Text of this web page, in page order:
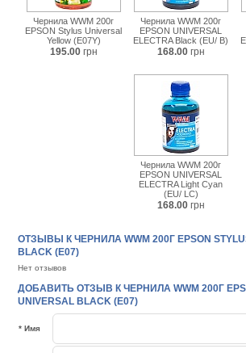
Чернила WWM 200г
EPSON Stylus Universal
Yellow (E07Y)
195.00 грн
Чернила WWM 200г
EPSON UNIVERSAL
ELECTRA Black (EU/ B)
168.00 грн
Чернила WWM 200г
EPSON UNIVERSAL
ELECTRA Light Cyan
(EU/ LC)
168.00 грн
ОТЗЫВЫ К ЧЕРНИЛА WWM 200Г EPSON
BLACK (E07)
Нет отзывов
ДОБАВИТЬ ОТЗЫВ К ЧЕРНИЛА WWM 200Г
UNIVERSAL BLACK (E07)
* Имя